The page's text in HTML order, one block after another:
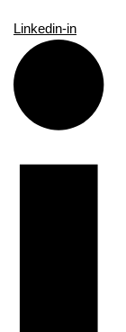
Linkedin-in